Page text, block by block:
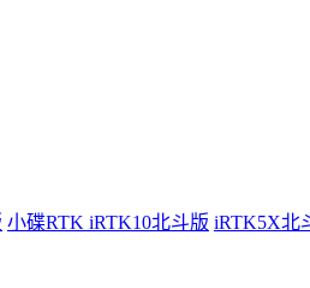
小碟RTK iRTK10北斗版 iRTK5X北